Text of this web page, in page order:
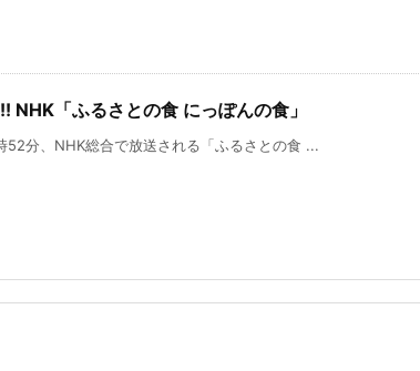
NHK「ふるさとの食 にっぽんの食」
52分、NHK総合で放送される「ふるさとの食 ...